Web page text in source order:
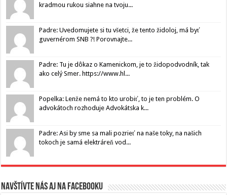
kradmou rukou siahne na tvoju...
Padre: Uvedomujete si tu všetci, že tento židoloj, má byť
guvernérom SNB ?! Porovnajte...
Padre: Tu je dôkaz o Kamenickom, je to židopodvodník, tak
ako celý Smer. https://www.hl...
Popelka: Lenže nemá to kto urobiť, to je ten problém. O
advokátoch rozhoduje Advokátska k...
Padre: Asi by sme sa mali pozrieť na naše toky, na našich
tokoch je samá elektráreň vod...
Navštívte nás aj na Facebooku